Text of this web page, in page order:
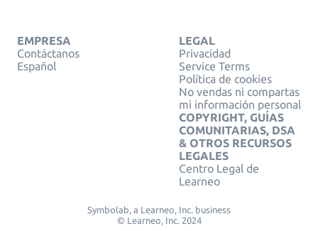
EMPRESA
Contáctanos
Español
LEGAL
Privacidad
Service Terms
Política de cookies
No vendas ni compartas
mi información personal
COPYRIGHT, GUÍAS
COMUNITARIAS, DSA
& OTROS RECURSOS
LEGALES
Centro Legal de
Learneo
Symbolab, a Learneo, Inc. business
© Learneo, Inc. 2024